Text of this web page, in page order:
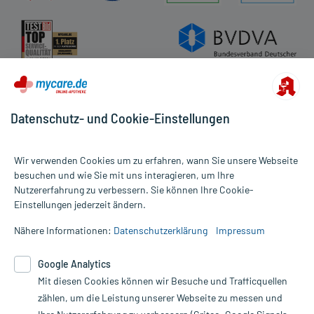
Alle Preise gelten inkl. MwSt., ggf. zzgl. Versandkosten
Informationen auf dieser Website werden ausschließlich für
die Untersuchung und Behandlung durch einen Arzt. Bitte
Therapien eingeleitet werden können. | Diese Webseite benutzt
Google Analytics. Lesen Sie bitte dazu die wichtigen Hinweise in
unserer Datenschutzerklärung. Für den Widerruf einer Bestellung
nutzen Sie das Formular:
Datenschutz- und Cookie-Einstellungen
Wir verwenden Cookies um zu erfahren, wann Sie unsere Webseite
besuchen und wie Sie mit uns interagieren, um Ihre
Nutzererfahrung zu verbessern. Sie können Ihre Cookie-
Einstellungen jederzeit ändern.
Nähere Informationen: Datenschutzerklärung Impressum
Google Analytics
Mit diesen Cookies können wir Besuche und Trafficquellen
zählen, um die Leistung unserer Webseite zu messen und